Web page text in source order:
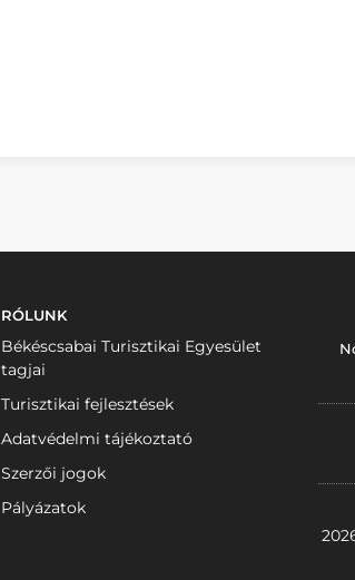
RÓLUNK
Békéscsabai Turisztikai Egyesület
tagjai
Turisztikai fejlesztések
Adatvédelmi tájékoztató
Szerzői jogok
Pályázatok